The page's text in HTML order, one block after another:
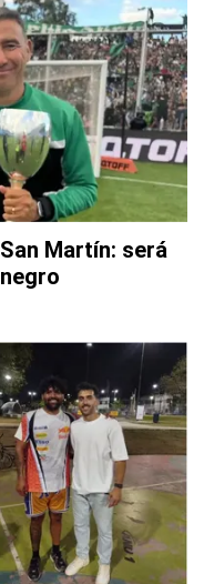
Martín: será